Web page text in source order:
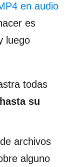
en audio
es
luego
todas
su
archivos
alguno